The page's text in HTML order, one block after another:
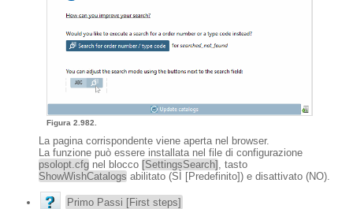
Figura 2.982.
La pagina corrispondente viene aperta nel browser.
La funzione può essere installata nel file di configurazione
psolopt.cfg nel blocco [SettingsSearch]
, tasto
ShowWishCatalogs abilitato (SÌ [Predefinito]) e disattivato (NO).
Primo Passi [First steps]